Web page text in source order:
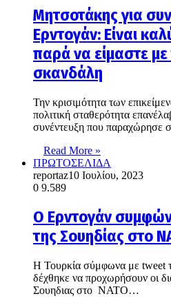
Μητσοτάκης για
Ερντογάν: Είναι
παρά να είμαστε
σκανδάλη
Την κρισιμότητα των
πολιτική σταθερότητα
συνέντευξη που παραχώρησε
Read More »
ΠΡΩΤΟΣΕΛΙΔΑ
reportaz10 Ιουλίου, 2023
0 9.589
Ο Ερντογάν
της Σουηδίας στο
Η Τουρκία σύμφωνα με tweet
δέχθηκε να προχωρήσουν οι
Σουηδιας στο ΝΑΤΟ…